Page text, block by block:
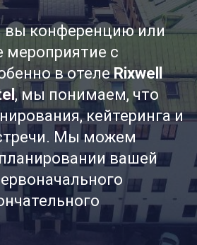
вы конференцию или
мероприятие с
в отелеRixwell
, мы понимаем, что
кейтеринга и
Мы можем
вашей